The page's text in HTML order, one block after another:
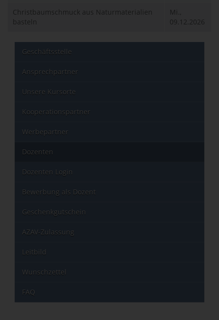
Christbaumschmuck aus Naturmaterialien
basteln
Mi.,
09.12.2026
Geschäftsstelle
Ansprechpartner
Unsere Kursorte
Kooperationspartner
Werbepartner
Dozenten
Dozenten Login
Bewerbung als Dozent
Geschenkgutschein
AZAV-Zulassung
Leitbild
Wunschzettel
FAQ